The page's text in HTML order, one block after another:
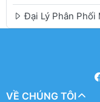
Đại Lý Phân Phối
VỀ CHÚNG TÔI